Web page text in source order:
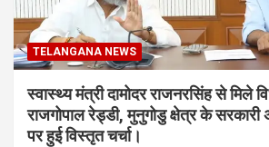
TELANGANA NEWS
स्वास्थ्य मंत्री दामोदर राजनरसिंह से मिले
राजगोपाल रेड्डी, मुनुगोडु क्षेत्र के
पर हुई विस्तृत चर्चा।